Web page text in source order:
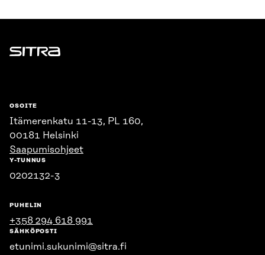
Sitra
OSOITE
Itämerenkatu 11-13, PL 160,
00181 Helsinki
Saapumisohjeet
Y-TUNNUS
0202132-3
PUHELIN
+358 294 618 991
SÄHKÖPOSTI
etunimi.sukunimi@sitra.fi